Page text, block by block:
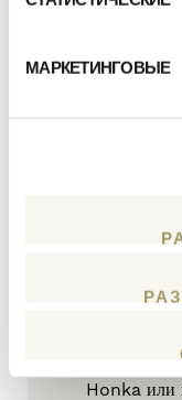
МАРКЕТИНГОВЫЕ
Можно
Honka или